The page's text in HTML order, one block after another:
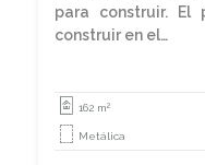
para construir.
construir en el…
162 m2
Metálica